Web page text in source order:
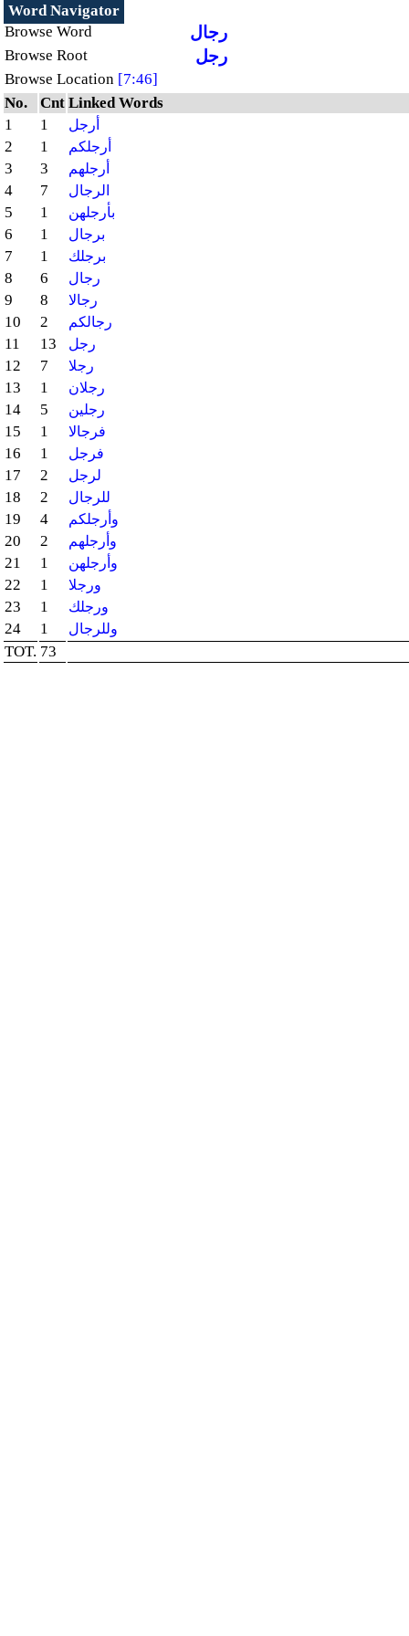
Word Navigator
Browse Word
رجال
Browse Root رجل
Browse Location [7:46]
No.
Cnt Linked Words
1
1 أرجل
2 1 أرجلكم
3 3 أرجلهم
4 7 الرجال
5 1 بأرجلهن
6 1 برجال
7 1 برجلك
8 6 رجال
9 8 رجالا
10 2 رجالكم
11 13 رجل
12 7 رجلا
13 1 رجلان
14 5 رجلين
15 1 فرجالا
16 1 فرجل
17 2 لرجل
18 2 للرجال
19 4 وأرجلكم
20 2 وأرجلهم
21 1 وأرجلهن
22 1 ورجلا
23 1 ورجلك
24 1 وللرجال
TOT. 73